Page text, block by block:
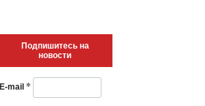
Подпишитесь на
новости
E-mail *